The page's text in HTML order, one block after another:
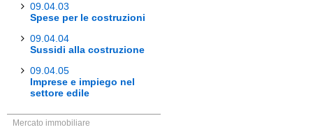
09.04.03
Spese per le costruzioni
09.04.04
Sussidi alla costruzione
09.04.05
Imprese e impiego nel
settore edile
Mercato immobiliare